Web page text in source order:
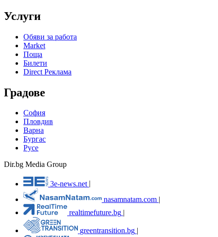
Услуги
Обяви за работа
Market
Поща
Билети
Direct Реклама
Градове
София
Пловдив
Варна
Бургас
Русе
Dir.bg Media Group
3e-news.net
nasamnatam.com |
realtimefuture.bg |
greentransition.bg |